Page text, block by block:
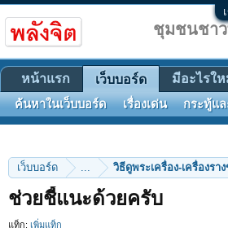
เว็บบอร์ด ... วิธีดูพระเครื่อง-เครื่องรา
ช่วยชี้แนะด้วยครับ
แท็ก: เพิ่มแท็ก
ชุมชนชา
หน้าแรก เว็บบอร์ด
ค้นหาในเว็บบอร์ด เรื่องเด่น กระทู้แ
มีอะไรใ